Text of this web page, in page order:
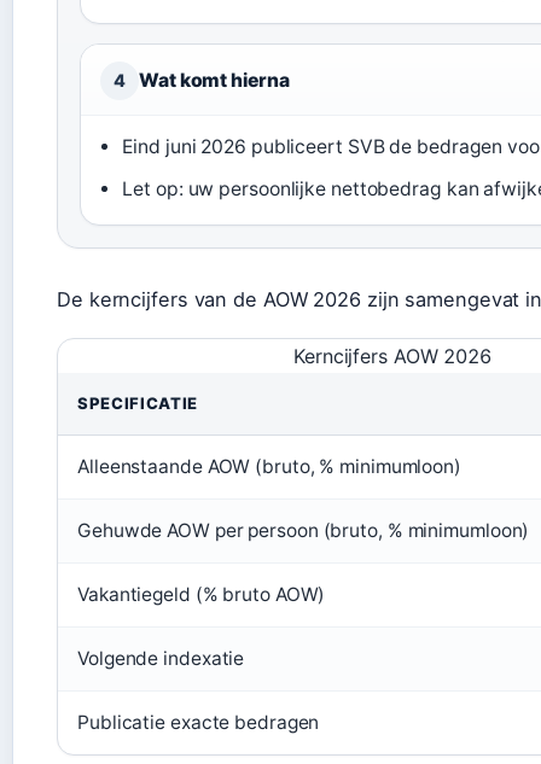
4 Wat komt hierna
Eind juni 2026 publiceert SVB de bedragen
Let op: uw persoonlijke nettobedrag kan
De kerncijfers van de AOW 2026 zijn samengevat
Kerncijfers AOW 2026
SPECIFICATIE
Alleenstaande AOW (bruto, % minimumloon)
Gehuwde AOW per persoon (bruto, % minimumloon)
Vakantiegeld (% bruto AOW)
Volgende indexatie
Publicatie exacte bedragen